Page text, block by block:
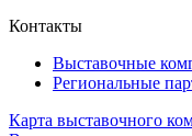
Контакты
Выставочные
Региональные
Карта выставочного